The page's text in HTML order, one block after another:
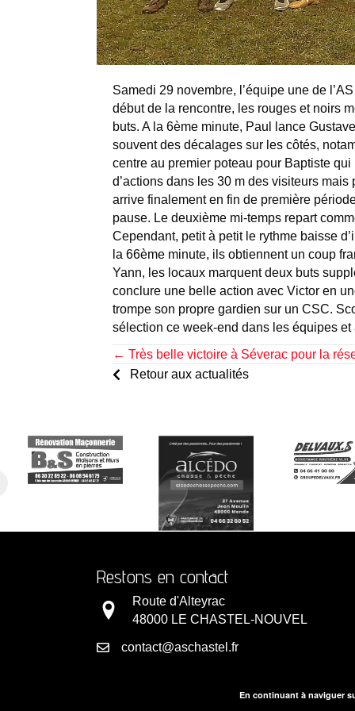
Samedi 29 novembre, l’équipe une de
début de la rencontre, les rouges et noirs
buts. A la 6ème minute, Paul lance
souvent des décalages sur les côtés,
centre au premier poteau pour Baptiste
d’actions dans les 30 m des visiteurs
arrive finalement en fin de première
pause. Le deuxième mi-temps repart
Cependant, petit à petit le rythme baisse
la 66ème minute, ils obtiennent un coup
Yann, les locaux marquent deux buts
conclure une belle action avec Victor en
trompe son propre gardien sur un CSC.
sélection ce week-end dans les équipes
Posts
← Très belle victoire à Séverac pour la
Retour aux actualités
Restons en contact
Route d'Alteyrac
48000 LE CHASTEL-NOUVEL
contact@aschastel.fr
En continuant à naviguer